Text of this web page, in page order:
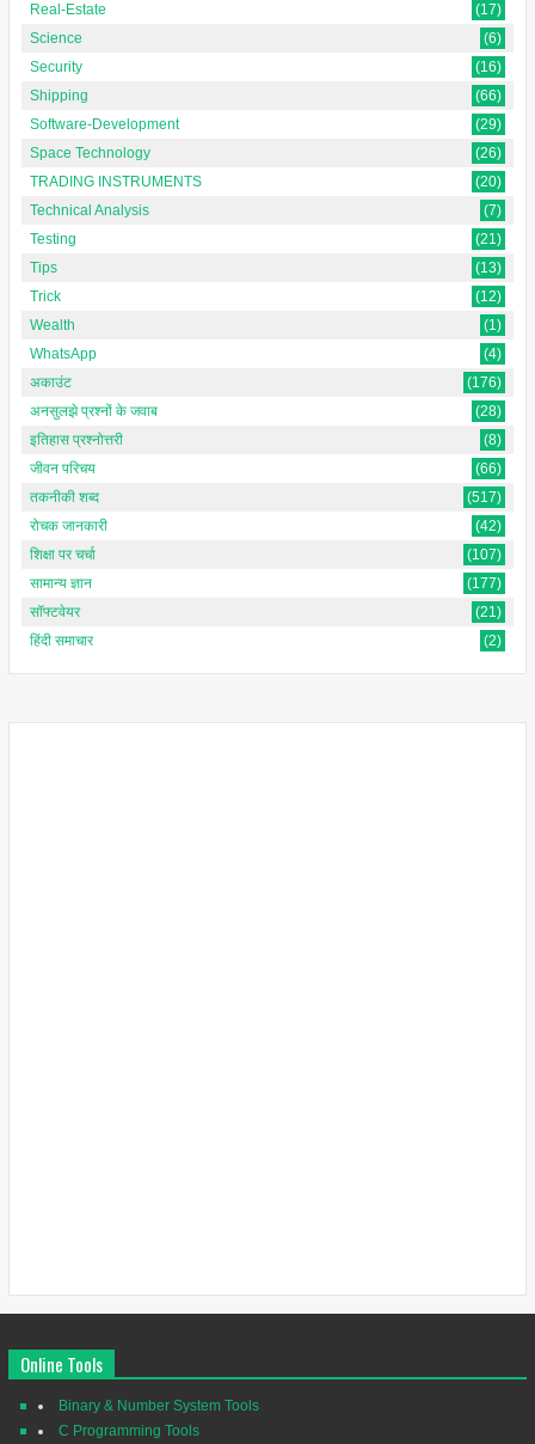
Real-Estate
(17)
Science
(6)
Security
(16)
Shipping
(66)
Software-Development
(29)
Space Technology
(26)
TRADING INSTRUMENTS
(20)
Technical Analysis
(7)
Testing
(21)
Tips
(13)
Trick
(12)
Wealth
(1)
WhatsApp
(4)
अकाउंट
(176)
अनसुलझे प्रश्नों के जवाब
(28)
इतिहास प्रश्नोत्तरी
(8)
जीवन परिचय
(66)
तकनीकी शब्द
(517)
रोचक जानकारी
(42)
शिक्षा पर चर्चा
(107)
सामान्य ज्ञान
(177)
सॉफ्टवेयर
(21)
हिंदी समाचार
(2)
Online Tools
Binary & Number System Tools
C Programming Tools